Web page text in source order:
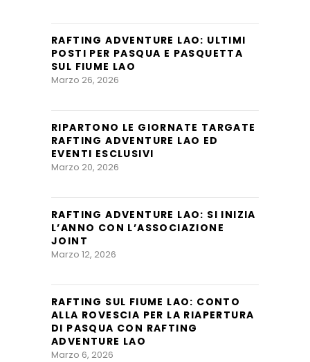
RAFTING ADVENTURE LAO: ULTIMI
POSTI PER PASQUA E PASQUETTA
SUL FIUME LAO
Marzo 26, 2026
RIPARTONO LE GIORNATE TARGATE
RAFTING ADVENTURE LAO ED
EVENTI ESCLUSIVI
Marzo 20, 2026
RAFTING ADVENTURE LAO: SI INIZIA
L’ANNO CON L’ASSOCIAZIONE
JOINT
Marzo 12, 2026
RAFTING SUL FIUME LAO: CONTO
ALLA ROVESCIA PER LA RIAPERTURA
DI PASQUA CON RAFTING
ADVENTURE LAO
Marzo 6, 2026